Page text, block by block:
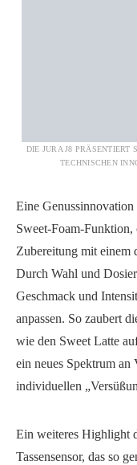
DIE JURA J8 PRÄSENTIERT
TECHNISCHEN
Eine Genussinnovation
Sweet-Foam-
Zubereitung mit einem
Durch Wahl und
Geschmack und
anpassen. So zaubert
wie den Sweet Latte
ein neues Spektrum
individuellen
Ein weiteres Highlight
Tassensensor, das so